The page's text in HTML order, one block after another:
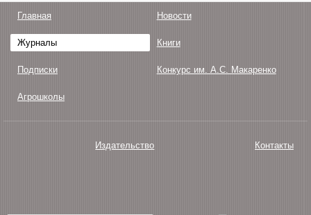
Главная Новости
Журналы Книги
Подписки Конкурс им. А.С. Макаренко
Агрошколы
Издательство Контакты